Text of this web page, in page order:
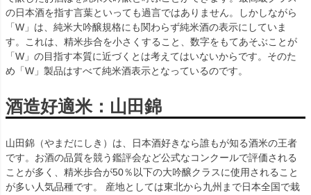
の日本酒を指す言葉といっても過言ではありません。しかしながら
「W」は、純米大吟醸規格にも関わらず純米酒の表示にしていま
す。これは、精米歩合を小さくすること、数字をもてあそぶことが
「W」の目指す本質に近づくとは考えてはいないからです。そのた
め「W」製品はすべて純米酒表示となっているのです。
酒造好適米：山田錦
山田錦（やまだにしき）は、日本酒好きなら誰もが知る酒米の王者
です。お酒の品質を競う鑑評会など公式なコンクールで評価される
ことが多く、精米歩合が50％以下の大吟醸クラスに使用されること
が多い人気品種です。 産地としては東北から九州まで日本全国で栽